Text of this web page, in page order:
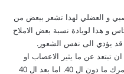
و العضلي لهدا تشعر ببعض من
و هدا لويادة نسبة بعض الاملاح
قد يؤدي الى نفس الشعور.
تبتعد عن ما يثير الاعصاب او
الغضب و القلف و غيره و خاصة ادا كلن عمرك ما دون ال 40. اما بعد ال 40